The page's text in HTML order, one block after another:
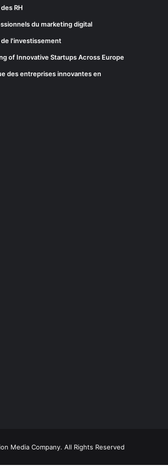
RH
du marketing digital
l'investissement
of Innovative Startups Across Europe
des entreprises innovantes en
Media Company. All Rights Reserved